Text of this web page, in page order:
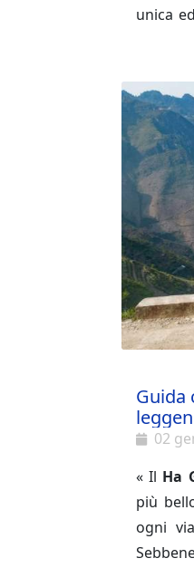
unica
Guida
02
« Il Ha
più
ogni